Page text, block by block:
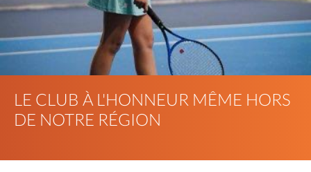
LE CLUB À L'HONNEUR MÊME HORS
DE NOTRE RÉGION